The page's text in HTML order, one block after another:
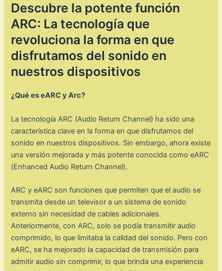
Descubre la potente función
ARC: La tecnología que
revoluciona la forma en que
disfrutamos del sonido en
nuestros dispositivos
¿Qué es eARC y Arc?
La tecnología ARC (Audio Return Channel) ha sido una
característica clave en la forma en que disfrutamos del
sonido en nuestros dispositivos. Sin embargo, ahora existe
una versión mejorada y más potente conocida como eARC
(Enhanced Audio Return Channel).
ARC y eARC son funciones que permiten que el audio se
transmita desde un televisor a un sistema de sonido
externo sin necesidad de cables adicionales.
Anteriormente, con ARC, solo se podía transmitir audio
comprimido, lo que limitaba la calidad del sonido. Pero con
eARC, se ha mejorado la capacidad de transmisión para
admitir audio sin comprimir, lo que brinda una experiencia